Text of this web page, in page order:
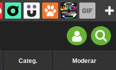
Categ. Moderar